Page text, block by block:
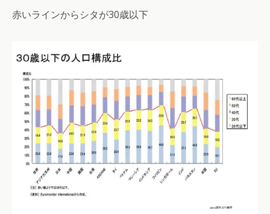
赤いラインからシタが30歳以下